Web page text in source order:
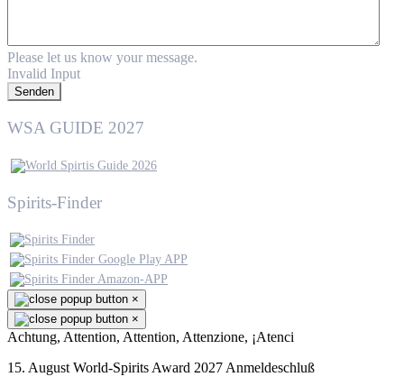
Please let us know your message.
Invalid Input
Senden
WSA GUIDE 2027
Spirits-Finder
×
×
Achtung, Attention, Attention, Attenzione, ¡Atenci
15. August World-Spirits Award 2027 Anmeldeschluß